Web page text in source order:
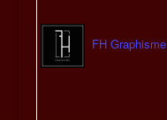
FH Graphisme